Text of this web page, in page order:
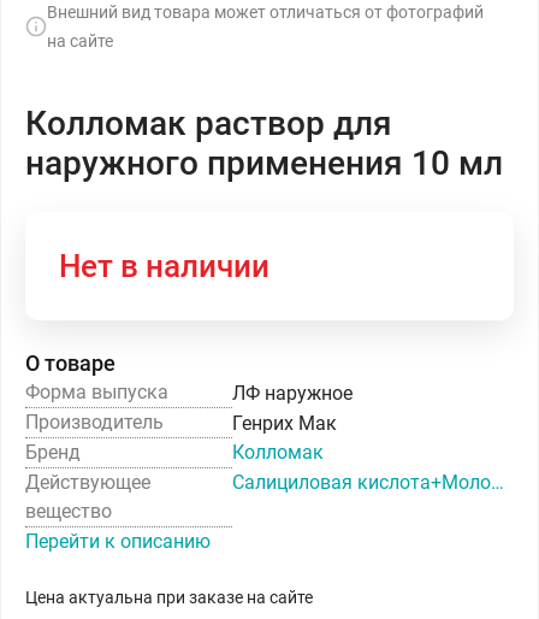
Внешний вид товара может отличаться от фотографий
на сайте
Колломак раствор для
наружного применения 10 мл
Нет в наличии
О товаре
Форма выпуска
ЛФ наружное
Производитель
Генрих Мак
Бренд
Колломак
Действующее
вещество
Салициловая кислота+Молочная кислота+Полидоканол 600
Перейти к описанию
Цена актуальна при заказе на сайте